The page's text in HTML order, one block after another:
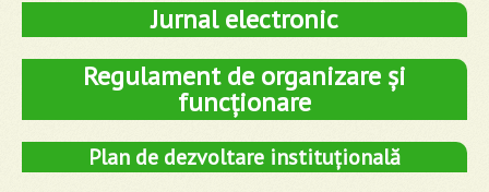
Jurnal electronic
Regulament de organizare și
funcționare
Plan de dezvoltare instituțională